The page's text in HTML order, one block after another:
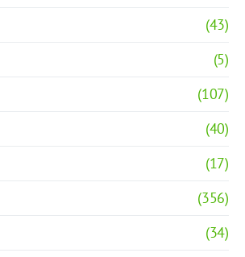
(43)
(5)
(107)
(40)
(17)
(356)
(34)